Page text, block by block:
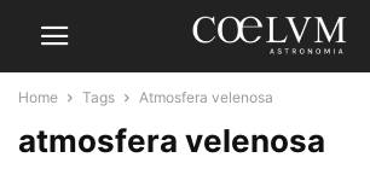
Home Tags Atmosfera velenosa
atmosfera velenosa